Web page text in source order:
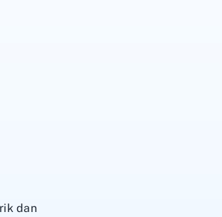
dan